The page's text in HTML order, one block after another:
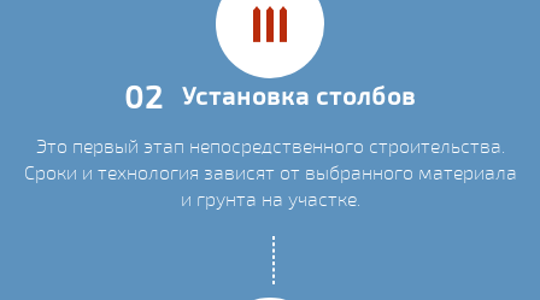
02 Установка столбов
Это первый этап непосредственного строительства.
Сроки и технология зависят от выбранного материала
и грунта на участке.